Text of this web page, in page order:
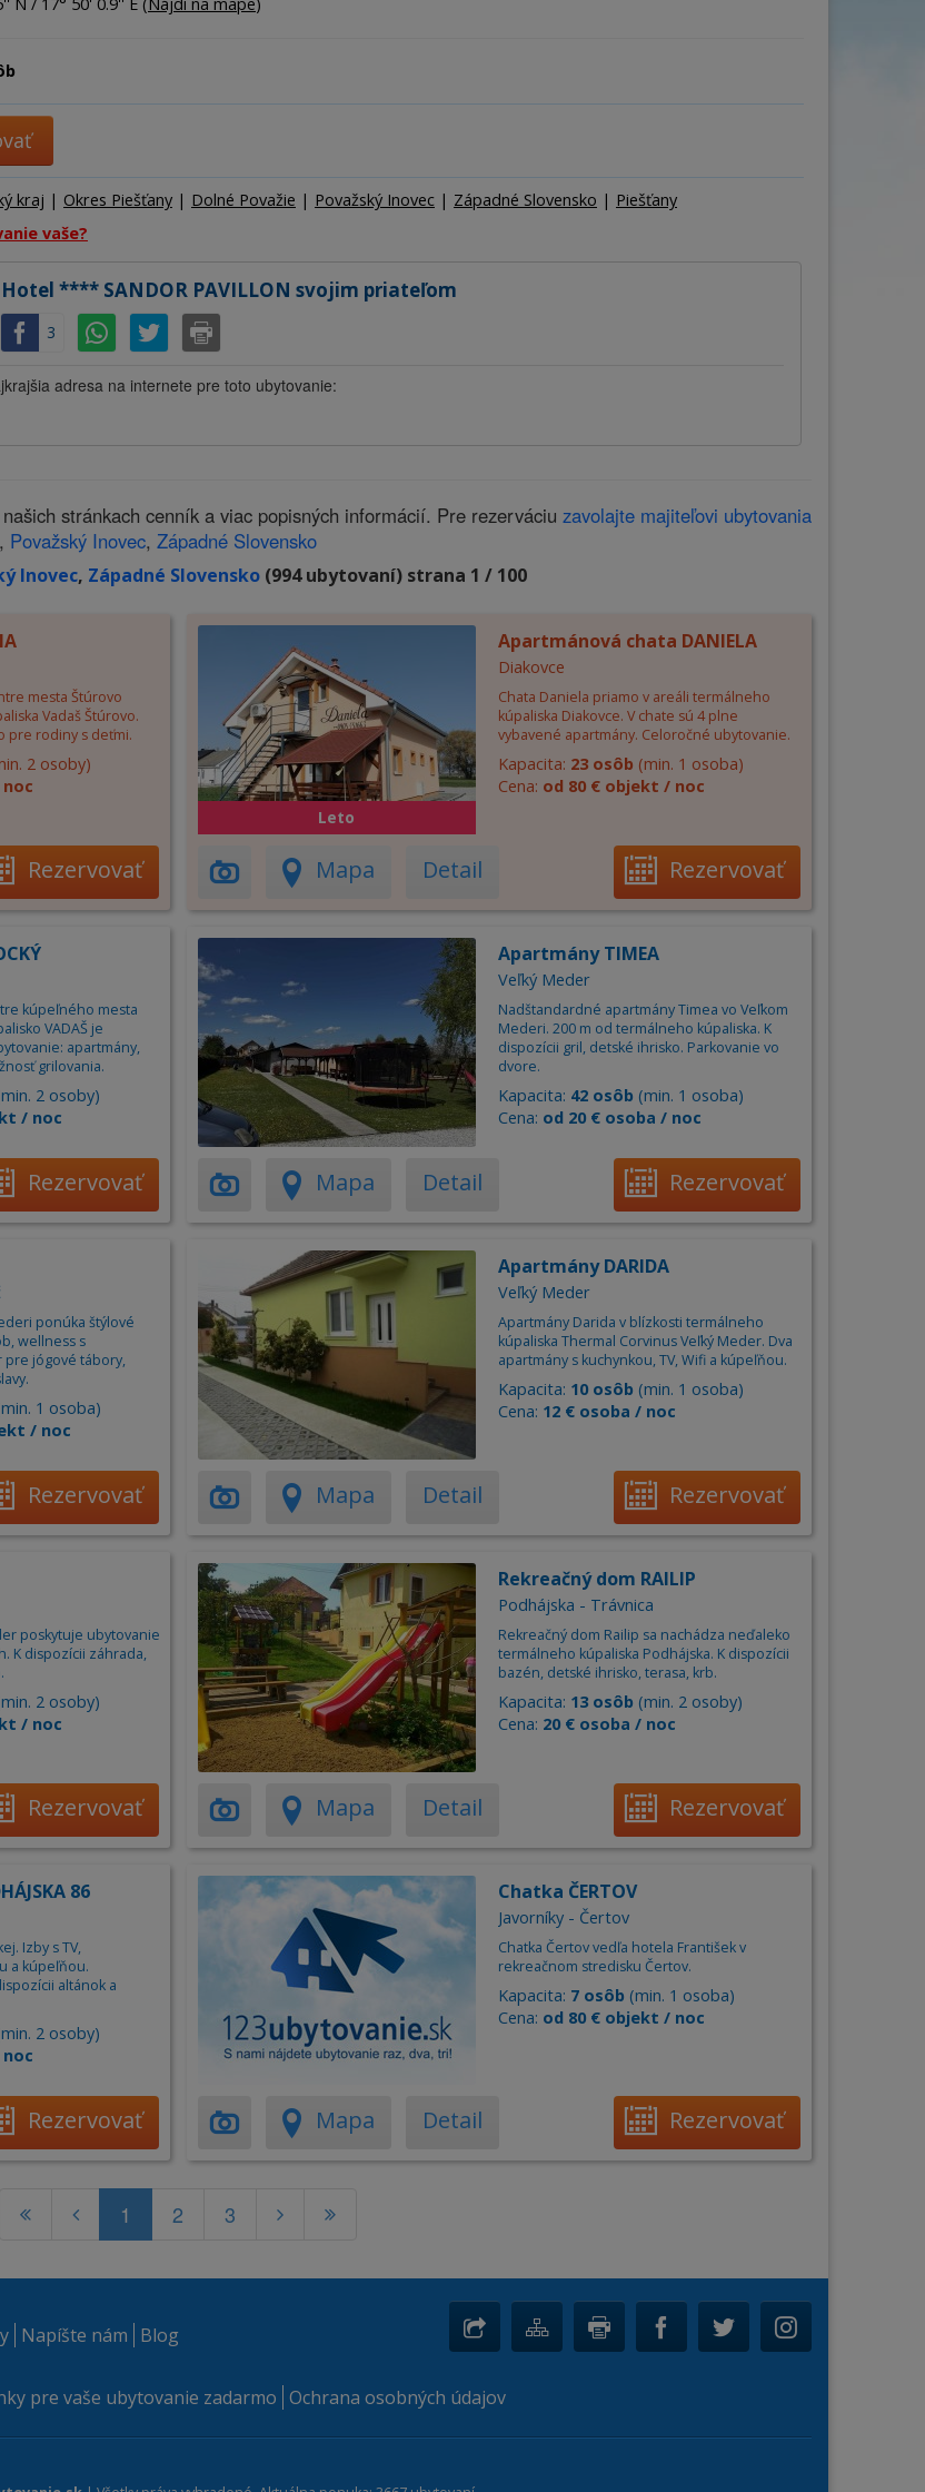
N / 17° 50' 0.9'' E (Nájdi na mape)
kraj | Okres Piešťany | Dolné Považie | Považský Inovec | Západné Slovensko | Piešťany
vaše?
**** SANDOR PAVILLON svojim priateľom
3
adresa na internete pre toto ubytovanie:
stránkach cenník a viac popisných informácií. Pre rezerváciu zavolajte majiteľovi ubytovania
, Považský Inovec, Západné Slovensko
Inovec, Západné Slovensko (994 ubytovaní) strana 1 / 100
mesta Štúrovo
Vadaš Štúrovo.
pre rodiny s deťmi.
2 osoby)
Rezervovať
Leto
Apartmánová chata DANIELA
Diakovce
Chata Daniela priamo v areáli termálneho
kúpaliska Diakovce. V chate sú 4 plne
vybavené apartmány. Celoročné ubytovanie.
Kapacita: 23 osôb (min. 1 osoba)
Cena: od 80 € objekt / noc
Mapa Detail Rezervovať
kúpeľného mesta
VADAŠ je
apartmány,
grilovania.
2 osoby)
/ noc
Rezervovať
Apartmány TIMEA
Veľký Meder
Nadštandardné apartmány Timea vo Veľkom
Mederi. 200 m od termálneho kúpaliska. K
dispozícii gril, detské ihrisko. Parkovanie vo
dvore.
Kapacita: 42 osôb (min. 1 osoba)
Cena: od 20 € osoba / noc
Mapa Detail Rezervovať
ponúka štýlové
wellness s
pre jógové tábory,
1 osoba)
/ noc
Rezervovať
Apartmány DARIDA
Veľký Meder
Apartmány Darida v blízkosti termálneho
kúpaliska Thermal Corvinus Veľký Meder. Dva
apartmány s kuchynkou, TV, Wifi a kúpeľňou.
Kapacita: 10 osôb (min. 1 osoba)
Cena: 12 € osoba / noc
Mapa Detail Rezervovať
poskytuje ubytovanie
K dispozícii záhrada,
2 osoby)
/ noc
Rezervovať
Rekreačný dom RAILIP
Podhájska - Trávnica
Rekreačný dom Railip sa nachádza neďaleko
termálneho kúpaliska Podhájska. K dispozícii
bazén, detské ihrisko, terasa, krb.
Kapacita: 13 osôb (min. 2 osoby)
Cena: 20 € osoba / noc
Mapa Detail Rezervovať
86
Izby s TV,
a kúpeľňou.
altánok a
2 osoby)
Rezervovať
Chatka ČERTOV
Javorníky - Čertov
Chatka Čertov vedľa hotela František v
rekreačnom stredisku Čertov.
Kapacita: 7 osôb (min. 1 osoba)
Cena: od 80 € objekt / noc
Mapa Detail Rezervovať
1 2 3
Napíšte nám Blog
pre vaše ubytovanie zadarmo Ochrana osobných údajov